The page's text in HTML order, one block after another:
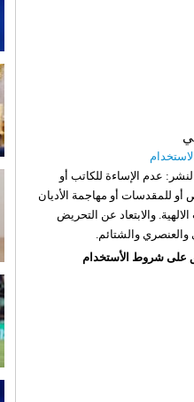
عدم الإساءة للكاتب أو
أو للمقدسات أو مهاجمة الأديان
الالهية. والابتعاد عن التحريض
والعنصري والشتائم.
على شروط الأستخدام